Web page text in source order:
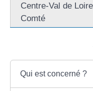
Centre-Val de
Comté
Qui est concerné ?